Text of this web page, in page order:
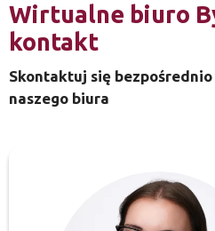
Wirtualne biuro
kontakt
Skontaktuj się
naszego biura